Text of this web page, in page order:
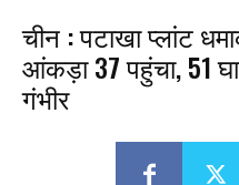
चीन : पटाखा प्लांट
आंकड़ा 37 पहुंचा, 51
गंभीर